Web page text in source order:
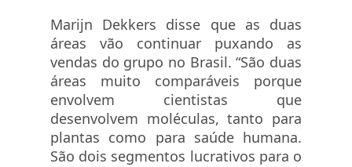
Marijn Dekkers disse que as duas
áreas vão continuar puxando as
vendas do grupo no Brasil. “São duas
áreas muito comparáveis porque
envolvem cientistas que
desenvolvem moléculas, tanto para
plantas como para saúde humana.
São dois segmentos lucrativos para o